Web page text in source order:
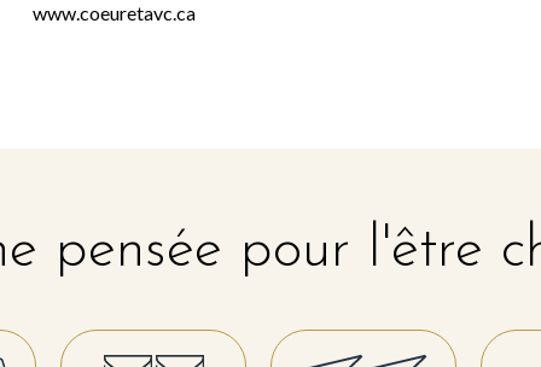
www.coeuretavc.ca
pensée pour l'être